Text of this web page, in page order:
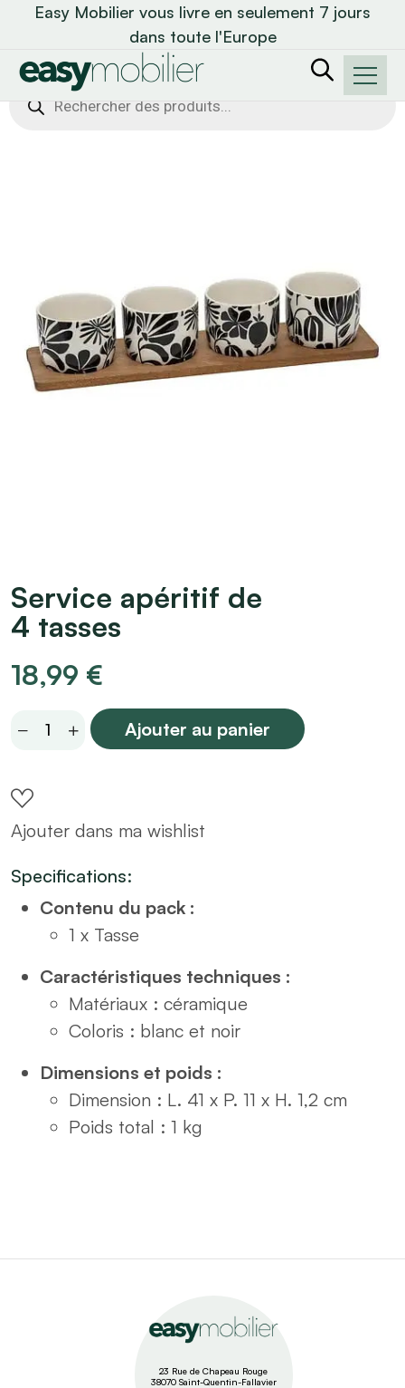
Easy Mobilier vous livre en seulement 7 jours
dans toute l'Europe
Recherche
de
Service apéritif de
4 tasses
18,99 €
Service
4
tasses
Ajouter au panier
Ajouter dans ma wishlist
Specifications:
Contenu du pack :
1 x Tasse
Caractéristiques techniques :
Matériaux : céramique
Coloris : blanc et noir
Dimensions et poids :
Dimension : L. 41 x P. 11 x H. 1,2 cm
Poids total : 1 kg
23 Rue de Chapeau Rouge
38070 Saint-Quentin-Fallavier